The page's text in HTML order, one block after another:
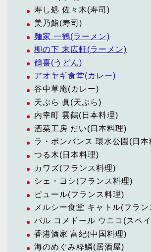
寿し処 佐々木(寿司)
美乃鮨(寿司)
麺家 一鶴(ラーメン)
柳の下 末広軒(ラーメン)
鶴喜(うどん)
アオヤギ食堂(カレー)
谷中草庵(カレー)
天ぷら 眞(天ぷら)
内幸町 雲鶴(日本料理)
酒菜工房 だい(日本料理)
ラ・ボンバンス 環水公園(日本
つる木(日本料理)
カワズ(フランス料理)
シェ・ヨシ(フランス料理)
ピュール(フランス料理)
メルシー食堂 キャトル(フラン
バル コメドール ウニコ(スペ
香港酒家 富紀(中国料理)
海のめぐみ粋鱗(居酒屋)